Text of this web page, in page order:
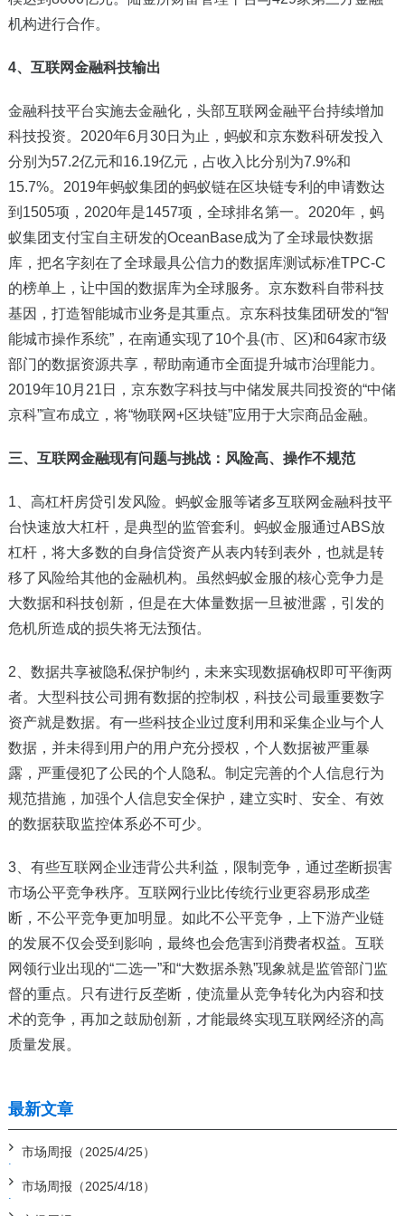
机构进行合作。
4、互联网金融科技输出
金融科技平台实施去金融化，头部互联网金融平台持续增加
科技投资。2020年6月30日为止，蚂蚁和京东数科研发投入
分别为57.2亿元和16.19亿元，占收入比分别为7.9%和
15.7%。2019年蚂蚁集团的蚂蚁链在区块链专利的申请数达
到1505项，2020年是1457项，全球排名第一。2020年，蚂
蚁集团支付宝自主研发的OceanBase成为了全球最快数据
库，把名字刻在了全球最具公信力的数据库测试标准TPC-C
的榜单上，让中国的数据库为全球服务。京东数科自带科技
基因，打造智能城市业务是其重点。京东科技集团研发的“智
能城市操作系统”，在南通实现了10个县(市、区)和64家市级
部门的数据资源共享，帮助南通市全面提升城市治理能力。
2019年10月21日，京东数字科技与中储发展共同投资的“中储
京科”宣布成立，将“物联网+区块链”应用于大宗商品金融。
三、 互联网金融现有问题与挑战：风险高、操作不规范
1 、高杠杆房贷引发风险。蚂蚁金服等诸多互联网金融科技平
台快速放大杠杆，是典型的监管套利。蚂蚁金服通过ABS放
杠杆，将大多数的自身信贷资产从表内转到表外，也就是转
移了风险给其他的金融机构。虽然蚂蚁金服的核心竞争力是
大数据和科技创新，但是在大体量数据一旦被泄露，引发的
危机所造成的损失将无法预估。
2 、数据共享被隐私保护制约，未来实现数据确权即可平衡两
者。大型科技公司拥有数据的控制权，科技公司最重要数字
资产就是数据。有一些科技企业过度利用和采集企业与个人
数据，并未得到用户的用户充分授权，个人数据被严重暴
露，严重侵犯了公民的个人隐私。制定完善的个人信息行为
规范措施，加强个人信息安全保护，建立实时、安全、有效
的数据获取监控体系必不可少。
3、有些互联网企业违背公共利益，限制竞争，通过垄断损害
市场公平竞争秩序。互联网行业比传统行业更容易形成垄
断，不公平竞争更加明显。如此不公平竞争，上下游产业链
的发展不仅会受到影响，最终也会危害到消费者权益。互联
网领行业出现的“二选一”和“大数据杀熟”现象就是监管部门监
督的重点。只有进行反垄断，使流量从竞争转化为内容和技
术的竞争，再加之鼓励创新，才能最终实现互联网经济的高
质量发展。
最新文章
市场周报（2025/4/25）
市场周报（2025/4/18）